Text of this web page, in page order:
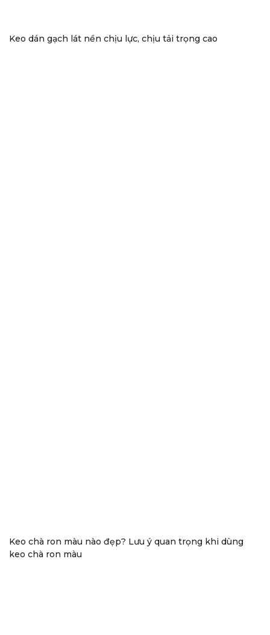
Keo dán gạch lát nền chịu lực, chịu tải trọng cao
Keo chà ron màu nào đẹp? Lưu ý quan trọng khi dùng
keo chà ron màu